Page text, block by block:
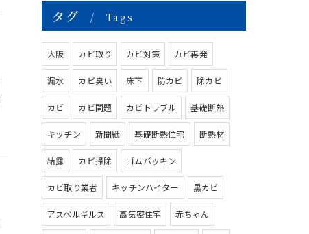
タグ Tags
大阪 カビ取り カビ対策 カビ再発
漏水 カビ臭い 床下 防カビ 除カビ
カビ カビ問題 カビトラブル 基礎断熱
キッチン 新聞紙 基礎断熱住宅 断熱材
結露 カビ掃除 ゴムパッキン
カビ取り業者 キッチンハイター 黒カビ
アスペルギルス 高気密住宅 赤ちゃん